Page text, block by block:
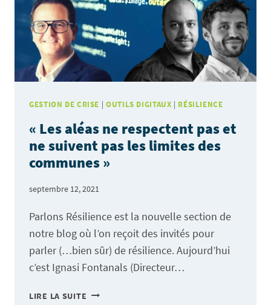
DURANT
UNE
CRISE
GESTION DE CRISE | OUTILS DIGITAUX | RÉSILIENCE
« Les aléas ne respectent pas et
ne suivent pas les limites des
communes »
septembre 12, 2021
Parlons Résilience est la nouvelle section de
notre blog où l’on reçoit des invités pour
parler (…bien sûr) de résilience. Aujourd’hui
c’est Ignasi Fontanals (Directeur…
LIRE LA SUITE